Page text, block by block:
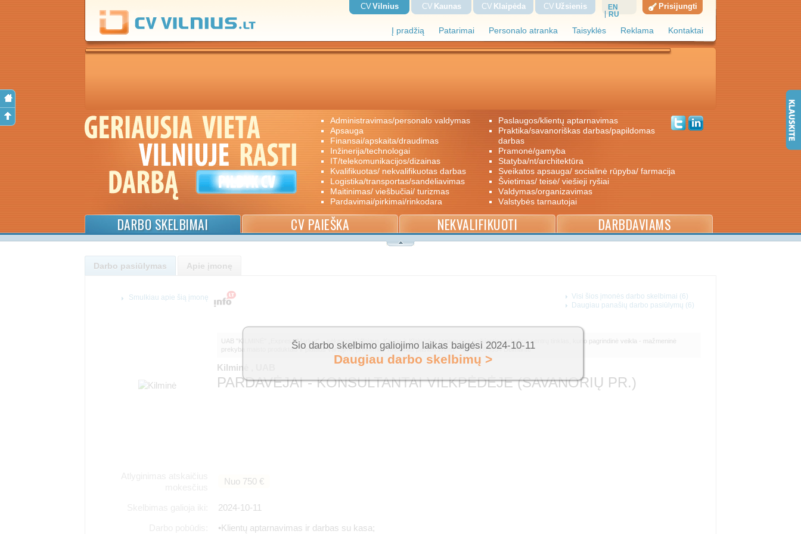
Į pradžią Patarimai Personalo atranka Taisyklės Reklama Kontaktai
CVVilnius CV Kaunas CV Klaipėda CV Užsienis
EN
RU
Prisijungti
administravimas/personalo valdymas
apsauga
finansai/apskaita/draudimas
inžinerija/technologai
IT/telekomunikacijos/dizainas
kvalifikuotas/ nekvalifikuotas darbas
logistika/transportas/sandėliavimas
maitinimas/ viešbučiai/ turizmas
pardavimai/pirkimai/rinkodara
paslaugos/klientų aptarnavimas
praktika/savanoriškas darbas/papildomas
darbas
pramonė/gamyba
statyba/nt/architektūra
sveikatos apsauga/ socialinė rūpyba/ farmacija
švietimas/ teisė/ viešieji ryšiai
valdymas/organizavimas
valstybės tarnautojai
DARBO SKELBIMAI CV PAIEŠKA NEKVALIFIKUOTI DARBDAVIAMS
Darbo pasiūlymas Apie įmonę
UAB "KILMINĖ" „Express Market“ – sėkmingai Vilniaus, Kauno ir Klaipėdos regionuose veikiantis prekybos centrų tinklas, kurio pagrindinė veikla - mažmeninė
prekyba maisto produktais ir plataus vartojimo prekėmis. Telefonas pasiteiravimui: +37065059554 Deimantė
Kilminė , UAB
PARDAVĖJAI - KONSULTANTAI VILKPĖDĖJE (SAVANORIŲ PR.)
Nuo 750 €
2024-10-11
•Klientų aptarnavimas ir darbas su kasa;
Visi šios įmonės darbo skelbimai (6)
Daugiau panašių darbo pasiūlymų (6)
Smulkiau apie šią įmonę
Šio darbo skelbimo galiojimo laikas baigėsi 2024-10-11
Daugiau darbo skelbimų >